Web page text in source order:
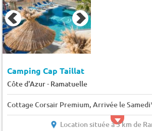
Camping Cap Taillat
Côte d'Azur- Ramatuelle
Location située à 3 km de